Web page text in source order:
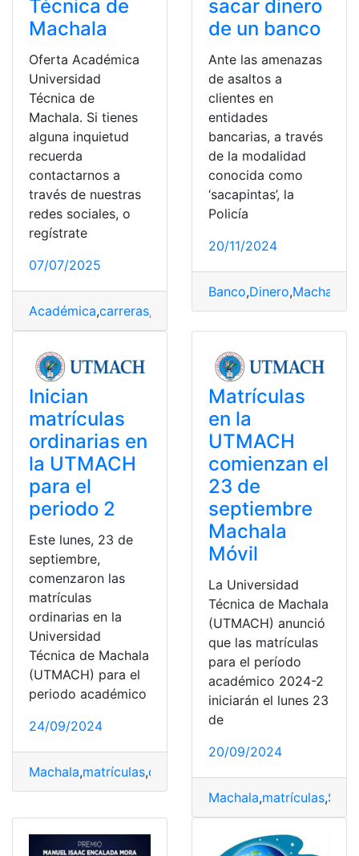
Técnica de
Machala
Oferta Académica
Universidad
Técnica de
Machala. Si tienes
alguna inquietud
recuerda
contactarnos a
través de nuestras
redes sociales, o
regístrate
07/07/2025
Académica,carreras, Machala,Oferta,Técnica,
sacar dinero
de un banco
Ante las amenazas
de asaltos a
clientes en
entidades
bancarias, a través
de la modalidad
conocida como
‘sacapintas’, la
Policía
20/11/2024
Banco,Dinero,Machala
Inician
matrículas
ordinarias en
la UTMACH
para el
periodo 2
Este lunes, 23 de
septiembre,
comenzaron las
matrículas
ordinarias en la
Universidad
Técnica de Machala
(UTMACH) para el
periodo académico
24/09/2024
Machala,matrículas,ordinarias
Matrículas
en la
UTMACH
comienzan el
23 de
septiembre
Machala
Móvil
La Universidad
Técnica de Machala
(UTMACH) anunció
que las matrículas
para el período
académico 2024-2
iniciarán el lunes 23
de
20/09/2024
Machala,matrículas,